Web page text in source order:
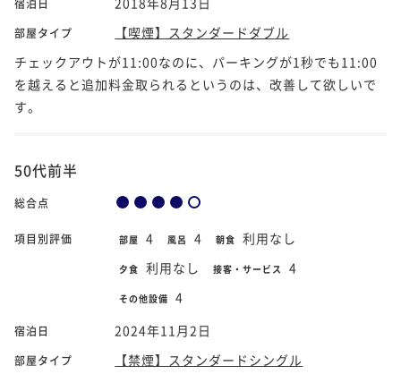
部屋タイプ
【喫煙】スタンダードダブル
チェックアウトが11:00なのに、パーキングが1秒でも11:00
を越えると追加料金取られるというのは、改善して欲しいで
す。
50代前半
総合点
項目別評価 部屋 4 風呂 4 朝食 利用なし
夕食 利用なし 接客・サービス 4
その他設備 4
宿泊日 2024年11月2日
部屋タイプ 【禁煙】スタンダードシングル